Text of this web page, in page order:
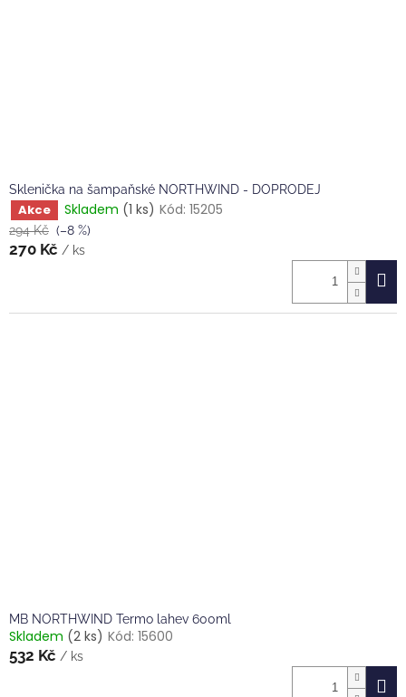
Sklenička na šampaňské NORTHWIND - DOPRODEJ
Akce Skladem (1 ks) Kód: 15205
294 Kč (–8 %)
270 Kč / ks
MB NORTHWIND Termo lahev 600ml
Skladem (2 ks) Kód: 15600
532 Kč / ks